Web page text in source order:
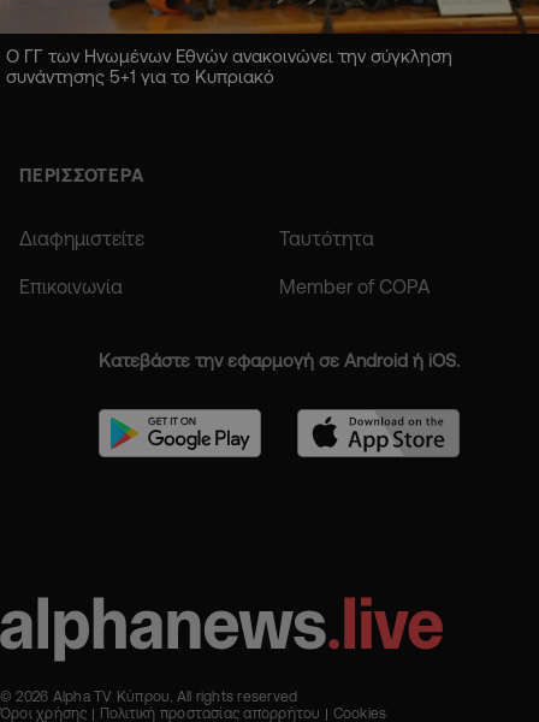
Ο ΓΓ των Ηνωμένων Εθνών ανακοινώνει την σύγκληση
συνάντησης 5+1 για το Κυπριακό
ΠΕΡΙΣΣΟΤΕΡΑ
Διαφημιστείτε Ταυτότητα
Επικοινωνία Member of COPA
Κατεβάστε την εφαρμογή σε Android ή iOS.
© 2026 Alpha TV Κύπρου. All rights reserved
Όροι χρήσης
Πολιτική προστασίας απορρήτου Cookies